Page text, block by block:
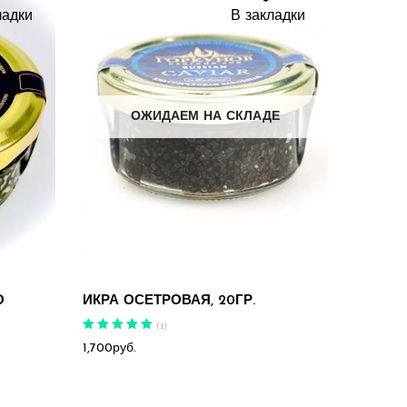
ОЖИДАЕМ НА СКЛАДЕ
В закладки
ИКРА ОСЕТРОВАЯ, 20ГР.
из 5
(1)
1,700руб.